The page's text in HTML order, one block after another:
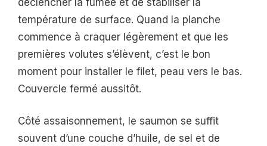
température de surface. Quand la planche
commence à craquer légèrement et que les
premières volutes s’élèvent, c’est le bon
moment pour installer le filet, peau vers le bas.
Couvercle fermé aussitôt.
Côté assaisonnement, le saumon se suffit
souvent d’une couche d’huile, de sel et de